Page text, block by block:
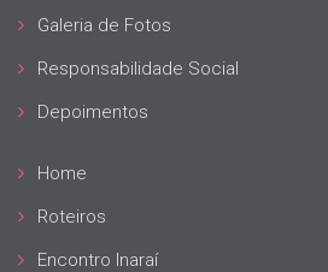
Galeria de Fotos
Responsabilidade Social
Depoimentos
Home
Roteiros
Encontro Inaraí